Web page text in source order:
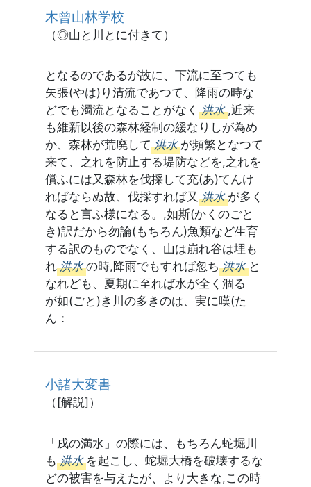
木曾山林学校
（◎山と川とに付きて）
となるのであるが故に、下流に至つても
矢張(やは)り清流であつて、降雨の時な
どでも濁流となることがなく 洪水 ,近来
も維新以後の森林経制の緩なりしが為め
か、森林が荒廃して 洪水 が頻繁となつて
来て、之れを防止する堤防などを,之れを
償ふには又森林を伐採して充(あ)てんけ
ればならぬ故、伐採すれば又 洪水 が多く
なると言ふ様になる。,如斯(かくのごと
き)訳だから勿論(もちろん)魚類など生育
する訳のものでなく、山は崩れ谷は埋も
れ 洪水 の時,降雨でもすれば忽ち 洪水 と
なれども、夏期に至れば水が全く涸るゝ
が如(ごと)き川の多きのは、実に嘆(た
ん：
小諸大変書
（[解説]）
「戌の満水」の際には、もちろん蛇堀川
も 洪水 を起こし、蛇堀大橋を破壊するな
どの被害を与えたが、より大きな,この時